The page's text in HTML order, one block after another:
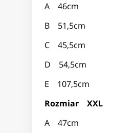
A 46cm
B 51,5cm
C 45,5cm
D 54,5cm
E 107,5cm
Rozmiar XXL
A 47cm